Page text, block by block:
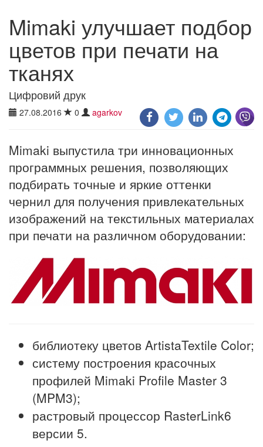
Mimaki улучшает подбор
цветов при печати на
тканях
Цифровий друк
27.08.2016 0 agarkov
Mimaki выпустила три инновационных
программных решения, позволяющих
подбирать точные и яркие оттенки
чернил для получения привлекательных
изображений на текстильных материалах
при печати на различном оборудовании:
библиотеку цветов ArtistaTextile Color;
систему построения красочных
профилей Mimaki Profile Master 3
(MPM3);
растровый процессор RasterLink6
версии 5.